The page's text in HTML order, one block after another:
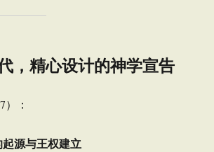
，精心设计的神学宣告
）：
源与王权建立